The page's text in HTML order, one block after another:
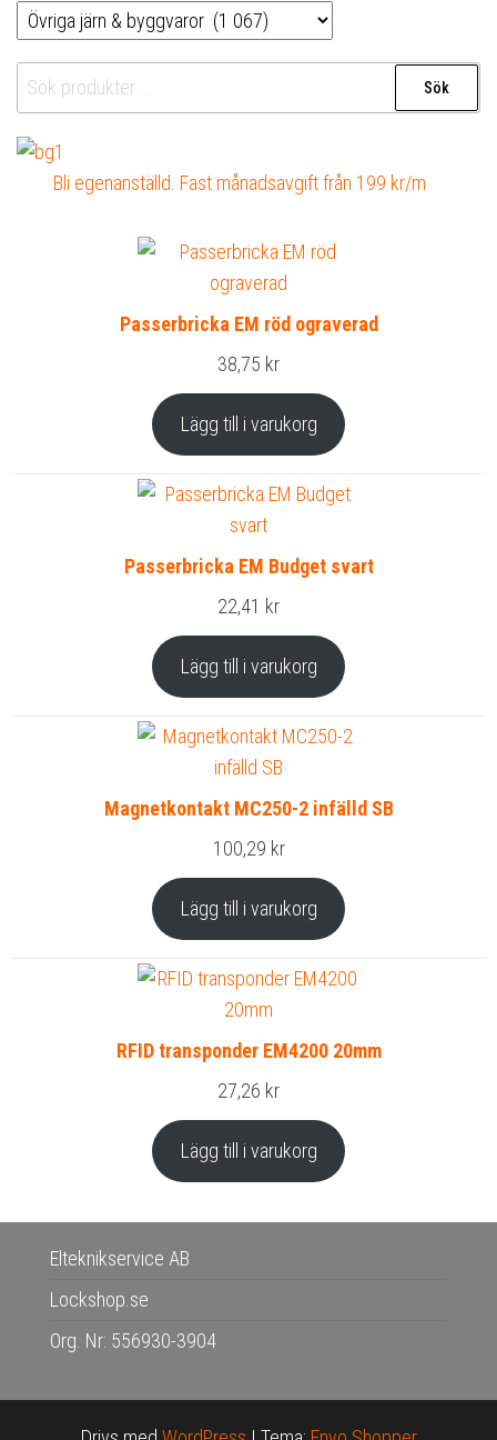
Sök
efter:
Sök
Bli egenanställd. Fast månadsavgift från 199 kr/m
Passerbricka EM röd ograverad
38,75 kr
Lägg till i varukorg
Passerbricka EM Budget svart
22,41 kr
Lägg till i varukorg
Magnetkontakt MC250-2 infälld SB
100,29 kr
Lägg till i varukorg
RFID transponder EM4200 20mm
27,26 kr
Lägg till i varukorg
Elteknikservice AB
Lockshop.se
Org. Nr: 556930-3904